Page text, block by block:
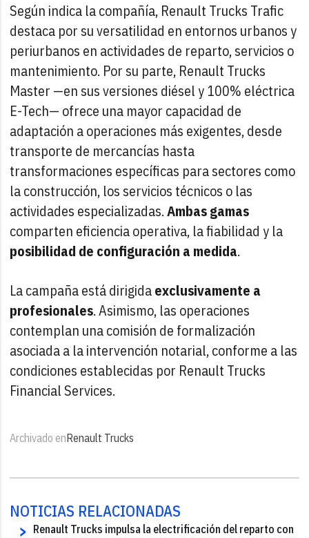
Según indica la compañía, Renault Trucks Trafic
destaca por su versatilidad en entornos urbanos y
periurbanos en actividades de reparto, servicios o
mantenimiento. Por su parte, Renault Trucks
Master —en sus versiones diésel y 100% eléctrica
E-Tech— ofrece una mayor capacidad de
adaptación a operaciones más exigentes, desde
transporte de mercancías hasta
transformaciones específicas para sectores como
la construcción, los servicios técnicos o las
actividades especializadas.Ambas gamas
comparten eficiencia operativa, la fiabilidad y la
posibilidad de configuración a medida.
La campaña está dirigidaexclusivamente a
profesionales. Asimismo, las operaciones
contemplan una comisión de formalización
asociada a la intervención notarial, conforme a las
condiciones establecidas por Renault Trucks
Financial Services.
Archivado enRenault Trucks
NOTICIAS RELACIONADAS
Renault Trucks impulsa la electrificación del reparto con